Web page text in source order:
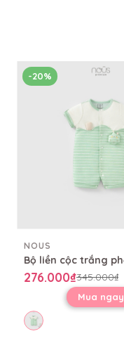
-20%
NOUS
276.000₫345.000₫
Mua ngay